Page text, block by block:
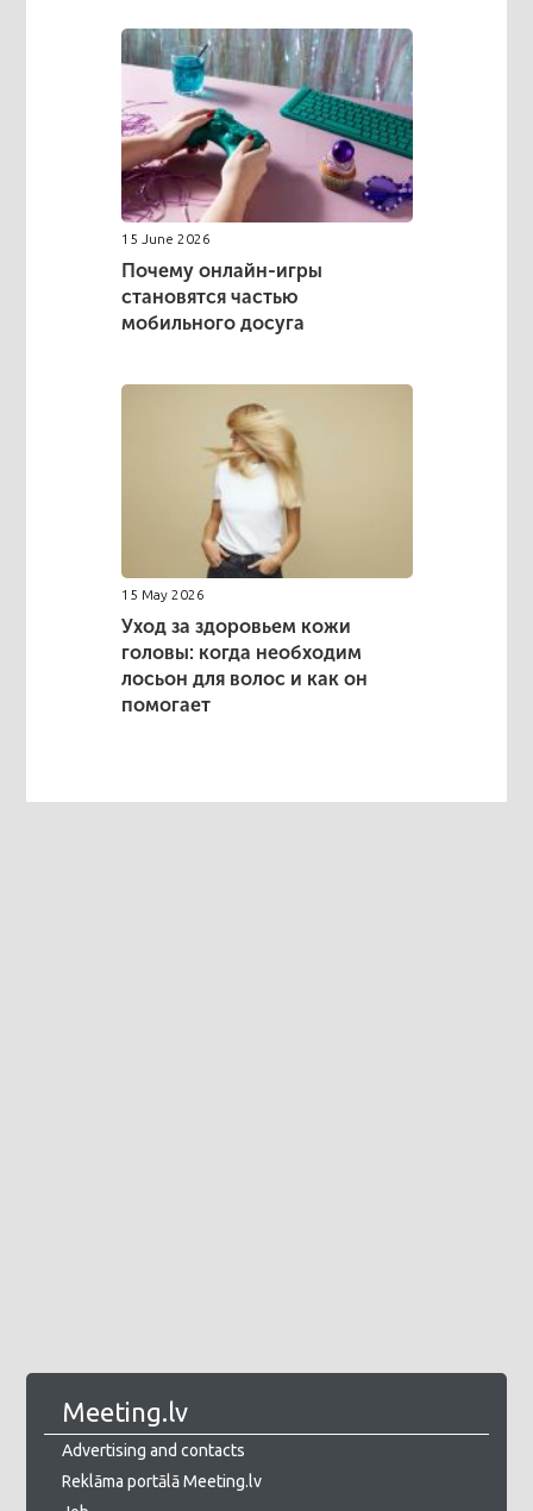
15 June 2026
Почему онлайн-игры
становятся частью
мобильного досуга
15 May 2026
Уход за здоровьем кожи
головы: когда необходим
лосьон для волос и как он
помогает
Meeting.lv
Advertising and contacts
Reklāma portālā Meeting.lv